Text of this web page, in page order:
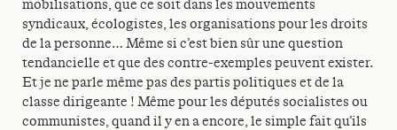
mobilisations, que ce soit dans les mouvements
syndicaux, écologistes, les organisations pour les droits
de la personne… Même si c’est bien sûr une question
tendancielle et que des contre-exemples peuvent exister.
Et je ne parle même pas des partis politiques et de la
classe dirigeante ! Même pour les députés socialistes ou
communistes, quand il y en a encore, le simple fait qu’ils